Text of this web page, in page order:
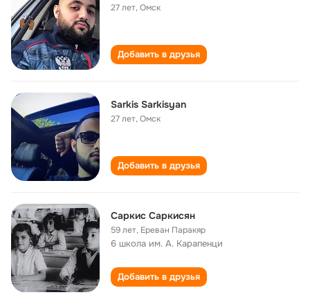
27 лет,Омск
Добавить в друзья
Sarkis Sarkisyan
27 лет,Омск
Добавить в друзья
Саркис Саркисян
59 лет, Ереван Паракяр
6 школа им. А. Карапенци
Добавить в друзья